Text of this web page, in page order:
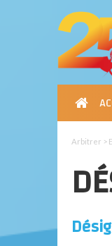
Arbitrer >